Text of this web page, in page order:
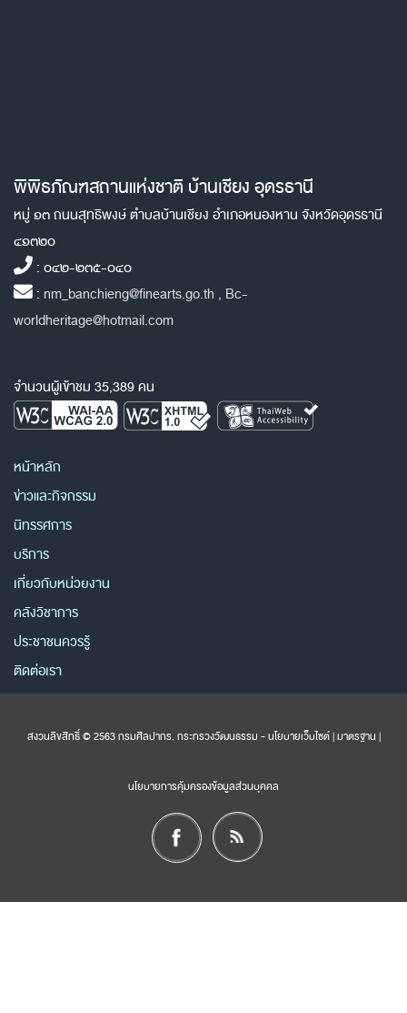
พิพิธภัณฑสถานแห่งชาติ บ้านเชียง อุดรธานี
หมู่ ๑๓ ถนนสุทธิพงษ์ ตำบลบ้านเชียง อำเภอหนองหาน จังหวัดอุดรธานี
๔๑๓๒๐
: ๐๔๒-๒๓๕-๐๔๐
: nm_banchieng@finearts.go.th , Bc-
worldheritage@hotmail.com
จำนวนผู้เข้าชม 35,389 คน
หน้าหลัก
ข่าวและกิจกรรม
นิทรรศการ
บริการ
เกี่ยวกับหน่วยงาน
คลังวิชาการ
ประชาชนควรรู้
ติดต่อเรา
สงวนลิขสิทธิ์ © 2563 กรมศิลปากร. กระทรวงวัฒนธรรม -นโยบายเว็บไซต์|มาตรฐาน |
นโยบายการคุ้มครองข้อมูลส่วนบุคคล